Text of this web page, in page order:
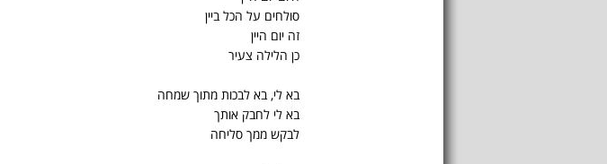
סולחים על הכל ביין
זה יום היין
כן הלילה צעיר
בא לי, בא לבכות מתוך שמחה
בא לי לחבק אותך
לבקש ממך סליחה